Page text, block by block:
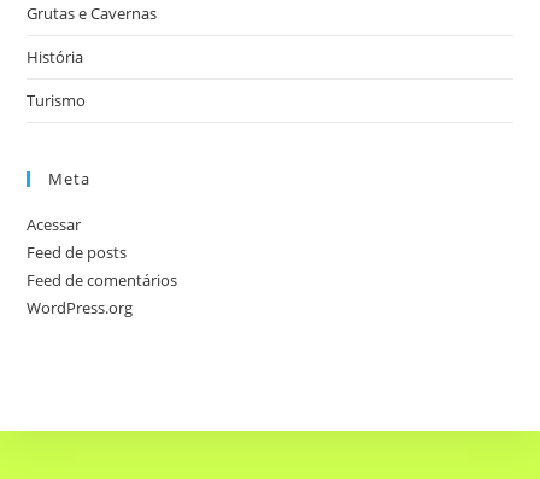
Grutas e Cavernas
História
Turismo
Meta
Acessar
Feed de posts
Feed de comentários
WordPress.org